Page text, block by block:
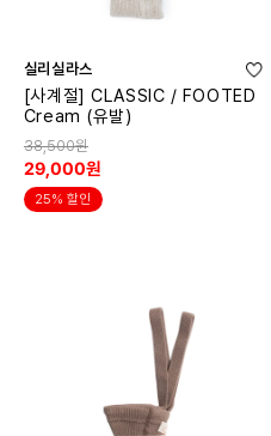
실리실라스
[사계절] CLASSIC / FOOTED
Cream (유발)
38,500원
29,000원
25% 할인